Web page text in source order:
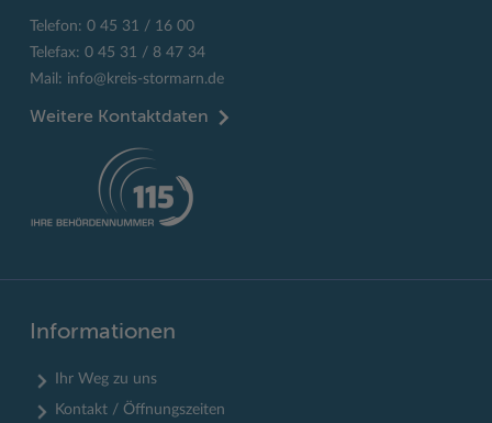
Telefon: 0 45 31 / 16 00
Telefax: 0 45 31 / 8 47 34
Mail: info@kreis-stormarn.de
Weitere Kontaktdaten
Informationen
Ihr Weg zu uns
Kontakt / Öffnungszeiten